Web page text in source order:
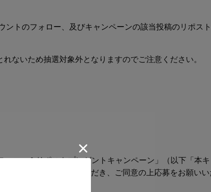
ント のフォロー 、及びキャンペーンの該当投稿のリポス
ないため抽選対象外となりますのでご注意ください。
ロー＆リポストプレゼントキャンペーン」（以下「本
事項をよくお読みいただき、ご同意の上応募をお願いい